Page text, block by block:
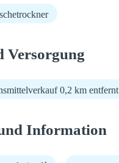
Versorgung
0,2 km entfernt
Information